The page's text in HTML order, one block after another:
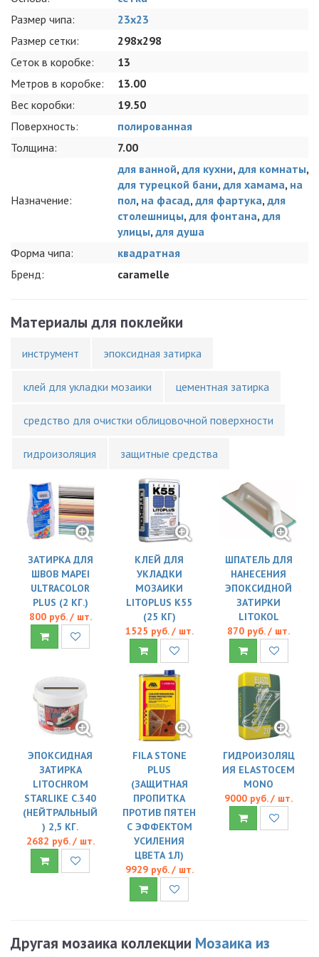
Эту, а так же другие позиции мозаики из различных
магазине, а менеджеры с радостью ответят на все
оставшиеся вопросы.
Размер чипа:
23x23
Размер сетки:
298x298
Сеток в коробке:
13
Метров в коробке:
13.00
Вес коробки:
19.50
Поверхность:
полированная
Толщина:
7.00
Назначение:
для ванной, для кухни, для комнаты,
для турецкой бани, для хамама, на
пол, на фасад, для фартука, для
столешницы, для фонтана, для
улицы, для душа
Форма чипа:
квадратная
Бренд:
caramelle
Материалы для поклейки
инструмент эпоксидная затирка
клей для укладки мозаики цементная затирка
средство для очистки облицовочной поверхности
гидроизоляция защитные средства
ЗАТИРКА ДЛЯ
ШВОВ MAPEI
ULTRACOLOR
PLUS (2 КГ.)
800 руб. / шт.
КЛЕЙ ДЛЯ
УКЛАДКИ
МОЗАИКИ
LITOPLUS K55
(25 КГ)
1525 руб. / шт.
ШПАТЕЛЬ ДЛЯ
НАНЕСЕНИЯ
ЭПОКСИДНОЙ
ЗАТИРКИ
LITOKOL
870 руб. / шт.
ЭПОКСИДНАЯ
ЗАТИРКА
LITOCHROM
STARLIKE C.340
(НЕЙТРАЛЬНЫЙ
) 2,5 КГ.
2682 руб. / шт.
FILA STONE
PLUS
(ЗАЩИТНАЯ
ПРОПИТКА
ПРОТИВ ПЯТЕН
С ЭФФЕКТОМ
УСИЛЕНИЯ
ЦВЕТА 1Л)
9929 руб. / шт.
ГИДРОИЗОЛЯЦ
ИЯ ELASTOCEM
MONO
9000 руб. / шт.
Другая мозаика коллекции Мозаика из